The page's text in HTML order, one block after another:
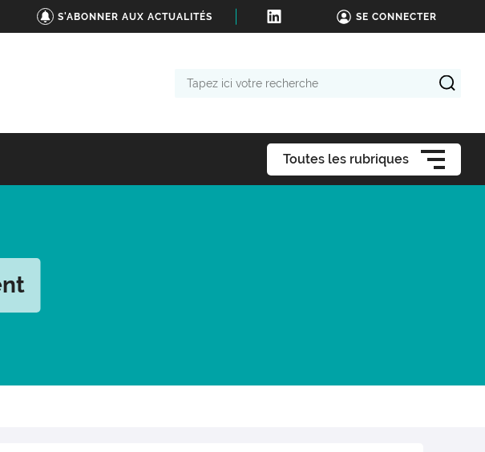
S'ABONNER AUX ACTUALITÉS SE CONNECTER
Toutes les rubriques